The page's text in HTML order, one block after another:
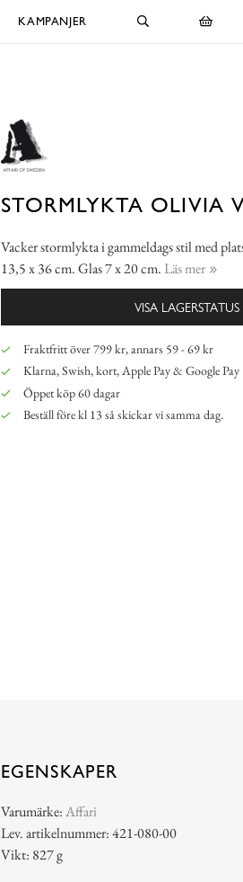
KAMPANJER
STORMLYKTA OLIVIA
Vacker stormlykta i gammeldags stil med
13,5 x 36 cm. Glas 7 x 20 cm. Läs mer
VISA LAGERSTATUS
Fraktfritt över 799 kr, annars 59 - 69 kr
Klarna, Swish, kort, Apple Pay & Google Pay
Öppet köp 60 dagar
Beställ före kl 13 så skickar vi samma dag.
EGENSKAPER
Varumärke:Affari
Lev. artikelnummer: 421-080-00
Vikt: 827 g